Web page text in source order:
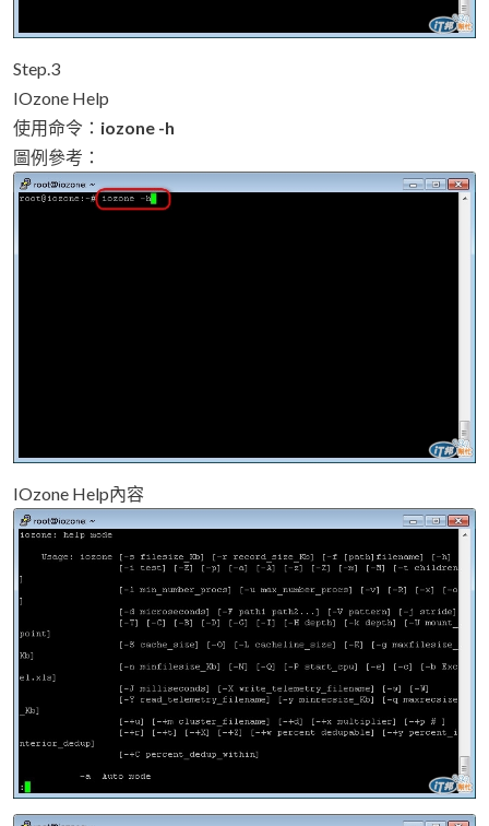
Step.3
IOzone Help
使用命令： iozone -h
圖例參考：
IOzone Help內容